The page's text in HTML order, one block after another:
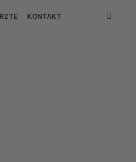
KONTAKT